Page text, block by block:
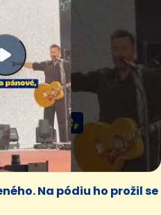
Na pódiu ho prožil se